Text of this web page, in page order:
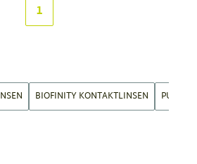
1
BIOFINITY KONTAKTLINSEN